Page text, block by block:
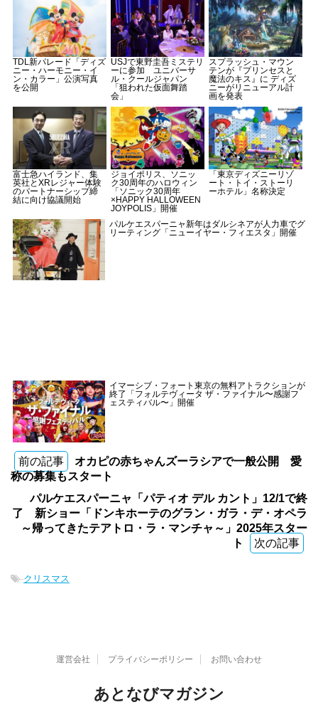
TDL新パレード「ディズ
ニー・ハーモニー・イ
ン・カラー」公演写真
を公開
USJで東野圭吾ミステリ
ーに参加 ユニバーサ
ル・クールジャパン
「狙われた仮面舞踏
会」
スプラッシュ・マウン
テンが『プリンセスと
魔法のキス』に ディズ
ニーがリニューアル計
画を発表
富士急ハイランド、集
英社とXRレジャー体験
のパートナーシップ締
結に向け協議開始
ジョイポリス、ソニッ
ク30周年のハロウィン
「ソニック30周年
×HAPPY HALLOWEEN
JOYPOLIS」開催
「東京ディズニーリゾ
ート・トイ・ストーリ
ーホテル」名称決定
パルケエスパーニャ新年はダルシネアが人力車でグ
リーティング「ニューイヤー・フィエスタ」開催
イマーシブ・フォート東京の無料アトラクションが
終了「フォルテヴィータ ザ・ファイナル〜感謝フ
ェスティバル〜」開催
前の記事
オカピの赤ちゃんズーラシアで一般公開 愛
称の募集もスタート
パルケエスパーニャ「パティオ デル カント」12/1で終
了 新ショー「ドンキホーテのグラン・ガラ・デ・オペラ
～帰ってきたテアトロ・ラ・マンチャ～」2025年スター
ト
次の記事
-クリスマス
運営会社 プライバシーポリシー お問い合わせ
あとなびマガジン